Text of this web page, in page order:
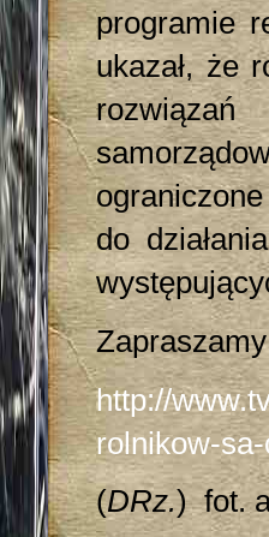
programie
ukazał, że
do
http://
rolnikow-
(DRz.) fot.